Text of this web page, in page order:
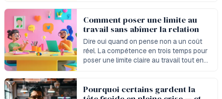
Comment poser une limite au
travail sans abîmer la relation
Dire oui quand on pense non a un coût
réel. La compétence en trois temps pour
poser une limite claire au travail tout en
Pourquoi certains gardent la